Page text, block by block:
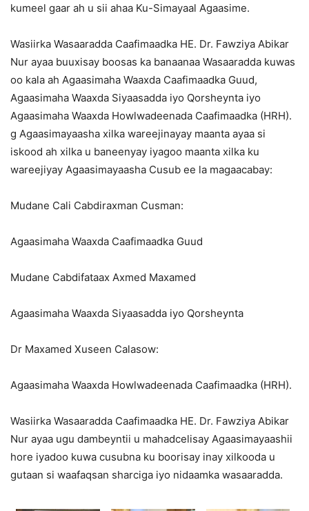
kumeel gaar ah u sii ahaa Ku-Simayaal Agaasime.
Wasiirka Wasaaradda Caafimaadka HE. Dr. Fawziya Abikar
Nur ayaa buuxisay boosas ka banaanaa Wasaaradda kuwas
oo kala ah Agaasimaha Waaxda Caafimaadka Guud,
Agaasimaha Waaxda Siyaasadda iyo Qorsheynta iyo
Agaasimaha Waaxda Howlwadeenada Caafimaadka (HRH).
g Agaasimayaasha xilka wareejinayay maanta ayaa si
iskood ah xilka u baneenyay iyagoo maanta xilka ku
wareejiyay Agaasimayaasha Cusub ee la magaacabay:
Mudane Cali Cabdiraxman Cusman:
Agaasimaha Waaxda Caafimaadka Guud
Mudane Cabdifataax Axmed Maxamed
Agaasimaha Waaxda Siyaasadda iyo Qorsheynta
Dr Maxamed Xuseen Calasow:
Agaasimaha Waaxda Howlwadeenada Caafimaadka (HRH).
Wasiirka Wasaaradda Caafimaadka HE. Dr. Fawziya Abikar
Nur ayaa ugu dambeyntii u mahadcelisay Agaasimayaashii
hore iyadoo kuwa cusubna ku boorisay inay xilkooda u
gutaan si waafaqsan sharciga iyo nidaamka wasaaradda.